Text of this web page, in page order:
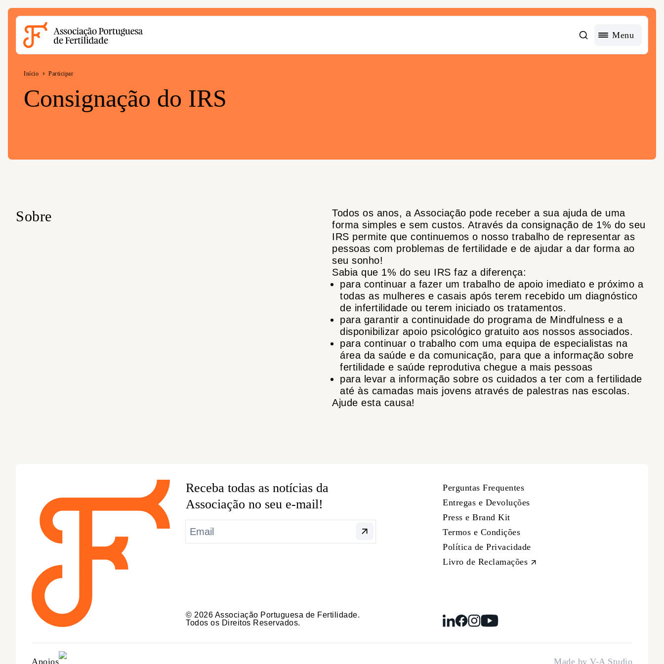
Acessible Menu Logo
Menu
Início Participar
Consignação do IRS
Sobre
Todos os anos, a Associação pode receber a sua ajuda de uma
forma simples e sem custos. Através da consignação de 1% do seu
IRS permite que continuemos o nosso trabalho de representar as
pessoas com problemas de fertilidade e de ajudar a dar forma ao
seu sonho!
Sabia que 1% do seu IRS faz a diferença:
para continuar a fazer um trabalho de apoio imediato e próximo a
todas as mulheres e casais após terem recebido um diagnóstico
de infertilidade ou terem iniciado os tratamentos.
para garantir a continuidade do programa de Mindfulness e a
disponibilizar apoio psicológico gratuito aos nossos associados.
para continuar o trabalho com uma equipa de especialistas na
área da saúde e da comunicação, para que a informação sobre
fertilidade e saúde reprodutiva chegue a mais pessoas
para levar a informação sobre os cuidados a ter com a fertilidade
até às camadas mais jovens através de palestras nas escolas.
Ajude esta causa!
Receba todas as notícias da
Associação no seu e-mail!
Perguntas Frequentes
Entregas e Devoluções
Press e Brand Kit
Termos e Condições
Política de Privacidade
Livro de Reclamações
© 2026 Associação Portuguesa de Fertilidade.
Todos os Direitos Reservados.
Apoios Made by V-A Studio